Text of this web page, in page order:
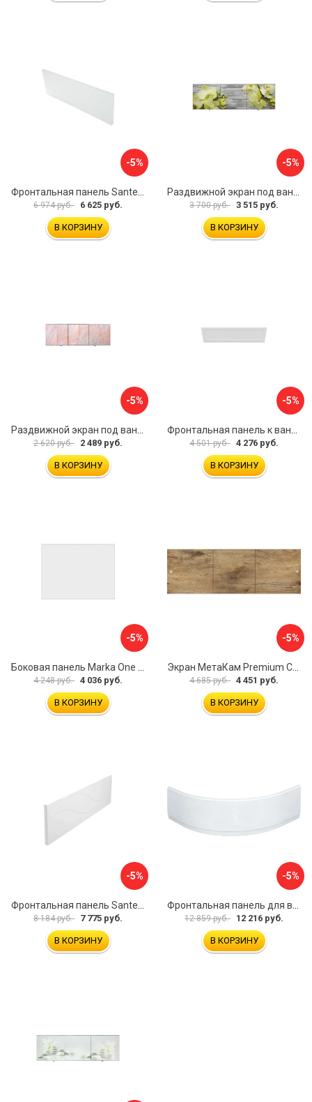
-5%
6 974 руб. 6 625 руб.
В КОРЗИНУ
-5%
3 700 руб. 3 515 руб.
В КОРЗИНУ
-5%
2 620 руб. 2 489 руб.
В КОРЗИНУ
-5%
4 501 руб. 4 276 руб.
В КОРЗИНУ
-5%
Боковая панель Marka One Flat 80 MG L 02бфл80мгл
4 248 руб. 4 036 руб.
В КОРЗИНУ
-5%
Экран МетаКам Premium Collection 4650208860133
4 685 руб. 4 451 руб.
В КОРЗИНУ
-5%
8 184 руб. 7 775 руб.
В КОРЗИНУ
-5%
12 859 руб. 12 216 руб.
В КОРЗИНУ